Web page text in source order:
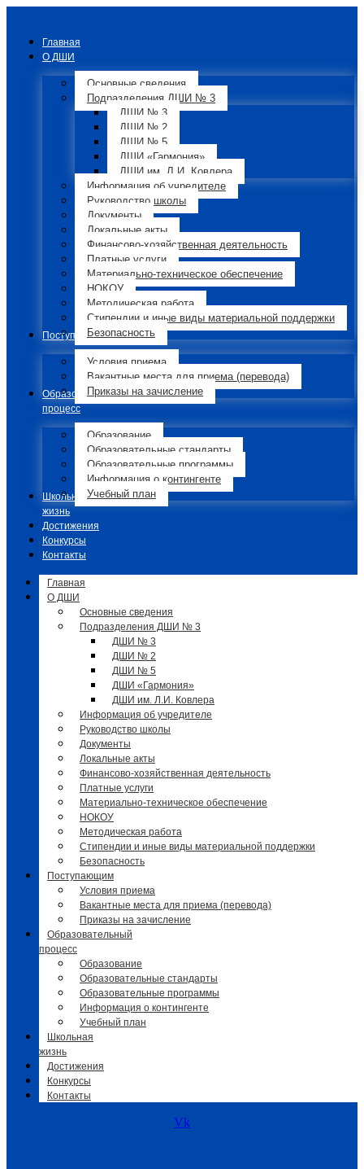
Главная
О ДШИ
Основные сведения
Подразделения ДШИ № 3
ДШИ № 3
ДШИ № 2
ДШИ № 5
ДШИ «Гармония»
ДШИ им. Л.И. Ковлера
Информация об учредителе
Руководство школы
Документы
Локальные акты
Финансово-хозяйственная деятельность
Платные услуги
Материально-техническое обеспечение
НОКОУ
Методическая работа
Стипендии и иные виды материальной поддержки
Безопасность
Поступающим
Условия приема
Вакантные места для приема (перевода)
Приказы на зачисление
Образовательный
процесс
Образование
Образовательные стандарты
Образовательные программы
Информация о контингенте
Учебный план
Школьная
жизнь
Достижения
Конкурсы
Контакты
Главная
О ДШИ
Основные сведения
Подразделения ДШИ № 3
ДШИ № 3
ДШИ № 2
ДШИ № 5
ДШИ «Гармония»
ДШИ им. Л.И. Ковлера
Информация об учредителе
Руководство школы
Документы
Локальные акты
Финансово-хозяйственная деятельность
Платные услуги
Материально-техническое обеспечение
НОКОУ
Методическая работа
Стипендии и иные виды материальной поддержки
Безопасность
Поступающим
Условия приема
Вакантные места для приема (перевода)
Приказы на зачисление
Образовательный
процесс
Образование
Образовательные стандарты
Образовательные программы
Информация о контингенте
Учебный план
Школьная
жизнь
Достижения
Конкурсы
Контакты
Vk